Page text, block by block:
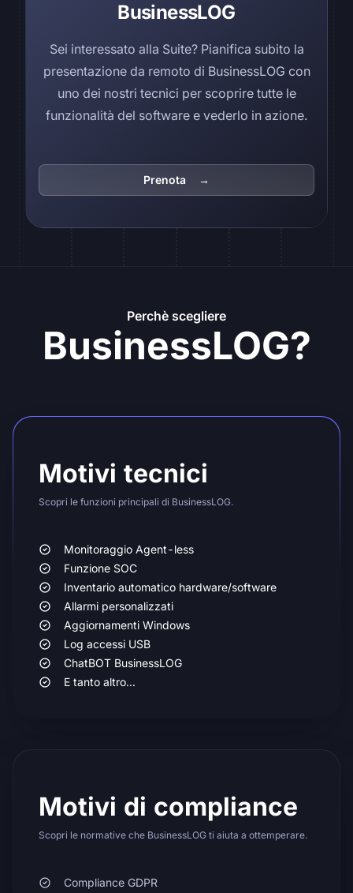
BusinessLOG
Sei interessato alla Suite? Pianifica subito la
presentazione da remoto di BusinessLOG con
uno dei nostri tecnici per scoprire tutte le
funzionalità del software e vederlo in azione.
Prenota →
Perchè scegliere
BusinessLOG?
Motivi tecnici
Scopri le funzioni principali di BusinessLOG.
Monitoraggio Agent-less
Funzione SOC
Inventario automatico hardware/software
Allarmi personalizzati
Aggiornamenti Windows
Log accessi USB
ChatBOT BusinessLOG
E tanto altro...
Motivi di compliance
Scopri le normative che BusinessLOG ti aiuta a ottemperare.
Compliance GDPR